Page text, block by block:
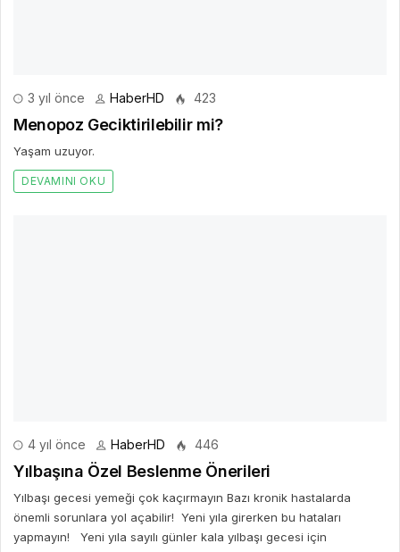
Yılbaşına Özel Beslenme Önerileri
Yılbaşı gecesi yemeği çok kaçırmayın Bazı kronik hastalarda
önemli sorunlara yol açabilir! Yeni yıla girerken bu hataları
yapmayın! Yeni yıla sayılı günler kala yılbaşı gecesi için
hazırlıklarına başlandı bile.